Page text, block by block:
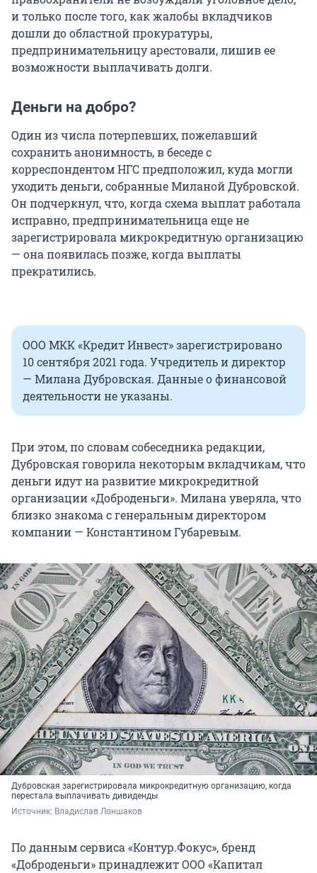
и только после того, как жалобы вкладчиков
дошли до областной прокуратуры,
предпринимательницу арестовали, лишив ее
возможности выплачивать долги.
Деньги на добро?
Один из числа потерпевших, пожелавший
сохранить анонимность, в беседе с
корреспондентом НГС предположил, куда могли
уходить деньги, собранные Миланой Дубровской.
Он подчеркнул, что, когда схема выплат работала
исправно, предпринимательница еще не
зарегистрировала микрокредитную организацию
— она появилась позже, когда выплаты
прекратились.
ООО МКК «Кредит Инвест» зарегистрировано
10 сентября 2021 года. Учредитель и директор
— Милана Дубровская. Данные о финансовой
деятельности не указаны.
При этом, по словам собеседника редакции,
Дубровская говорила некоторым вкладчикам, что
деньги идут на развитие микрокредитной
организации «Доброденьги». Милана уверяла, что
близко знакома с генеральным директором
компании — Константином Губаревым.
Дубровская зарегистрировала микрокредитную организацию, когда
перестала выплачивать дивиденды
Источник: Владислав Лоншаков
По данным сервиса «Контур.Фокус», бренд
«Доброденьги» принадлежит ООО «Капитал